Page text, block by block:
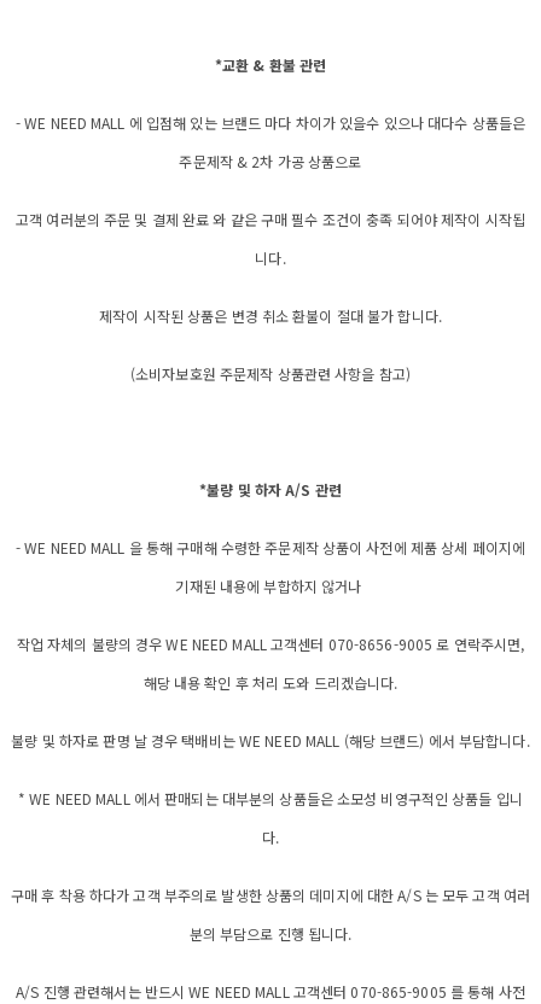
*교환 & 환불 관련
- WE NEED MALL 에 입점해 있는 브랜드 마다 차이가 있을수 있으나 대다수 상품들은
주문제작 & 2차 가공 상품으로
고객 여러분의 주문 및 결제 완료 와 같은 구매 필수 조건이 충족 되어야 제작이 시작됩
니다.
제작이 시작된 상품은 변경 취소 환불이 절대 불가 합니다.
(소비자보호원 주문제작 상품관련 사항을 참고)
*불량 및 하자 A/S 관련
- WE NEED MALL 을 통해 구매해 수령한 주문제작 상품이 사전에 제품 상세 페이지에
기재된 내용에 부합하지 않거나
작업 자체의 불량의 경우 WE NEED MALL 고객센터 070-8656-9005 로 연락주시면,
해당 내용 확인 후 처리 도와 드리겠습니다.
불량 및 하자로 판명 날 경우 택배비는 WE NEED MALL (해당 브랜드) 에서 부담합니다.
* WE NEED MALL 에서 판매되는 대부분의 상품들은 소모성 비영구적인 상품들 입니
다.
구매 후 착용 하다가 고객 부주의로 발생한 상품의 데미지에 대한 A/S 는 모두 고객 여러
분의 부담으로 진행 됩니다.
A/S 진행 관련해서는 반드시 WE NEED MALL 고객센터 070-865-9005 를 통해 사전